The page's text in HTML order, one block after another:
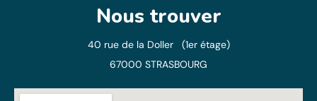
Nous trouver
40 rue de la Doller (1er étage)
67000 STRASBOURG